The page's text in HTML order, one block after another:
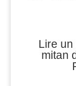
Lire
mitan